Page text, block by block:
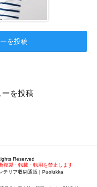
を投稿
ーを投稿
Reserved
複製・転載・転用を禁止します
テリア収納通販 | Puolukka